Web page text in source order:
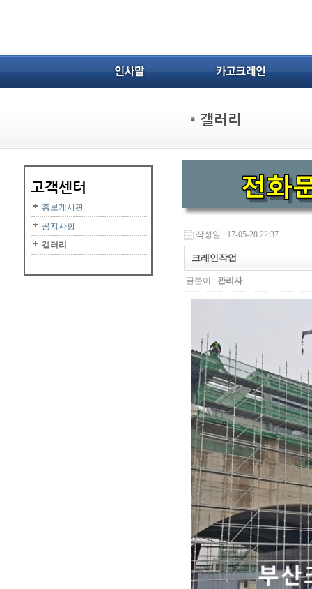
홍보게시판
공지사항
갤러리
작성일 : 17-05-28 22:37
크레인작업
글쓴이 : 관리자